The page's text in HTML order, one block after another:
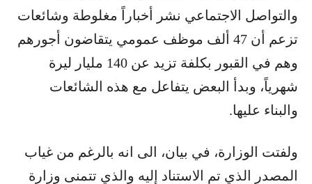
والتواصل الاجتماعي نشر أخباراً مغلوطة وشائعات
تزعم أن ​47 ألف موظف​ عمومي يتقاضون أجورهم
وهم في القبور بكلفة تزيد عن ​140 مليار ليرة​
شهرياً، وبدأ البعض يتفاعل مع هذه الشائعات
والبناء عليها.
ولفتت الوزارة، في بيان، الى انه بالرغم من غياب
المصدر الذي تم الاستناد إليه والذي تتمنى وزارة